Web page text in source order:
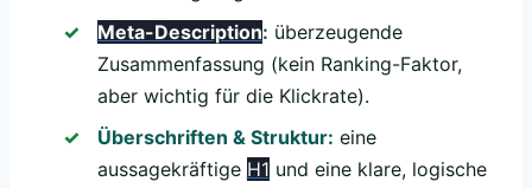
Meta-Description: überzeugende
Zusammenfassung (kein Ranking-Faktor,
aber wichtig für die Klickrate).
Überschriften & Struktur: eine
aussagekräftige H1 und eine klare, logische